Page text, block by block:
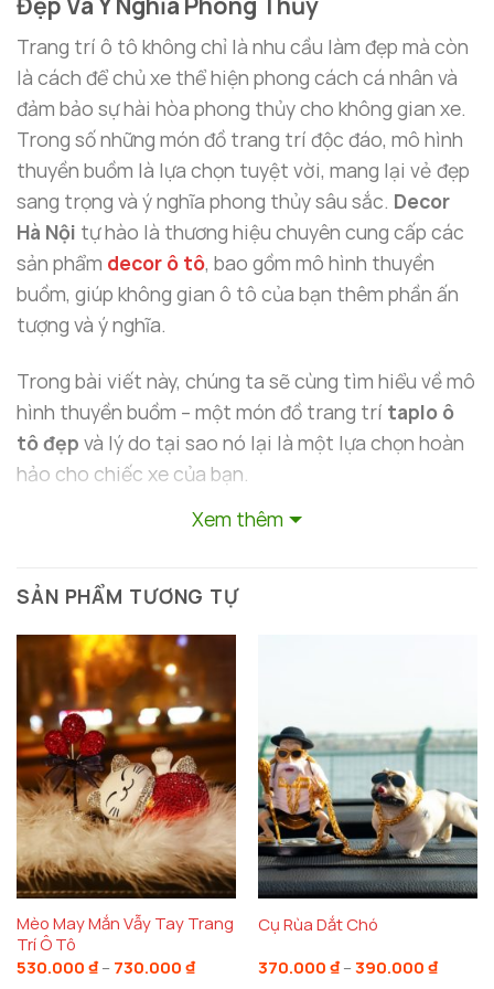
Trang trí ô tô không chỉ là nhu cầu làm đẹp mà còn
là cách để chủ xe thể hiện phong cách cá nhân và
đảm bảo sự hài hòa phong thủy cho không gian xe.
Trong số những món đồ trang trí độc đáo, mô hình
thuyền buồm là lựa chọn tuyệt vời, mang lại vẻ đẹp
sang trọng và ý nghĩa phong thủy sâu sắc. Decor
Hà Nội tự hào là thương hiệu chuyên cung cấp các
sản phẩm decor ô tô, bao gồm mô hình thuyền
buồm, giúp không gian ô tô của bạn thêm phần ấn
tượng và ý nghĩa.
Trong bài viết này, chúng ta sẽ cùng tìm hiểu về mô
hình thuyền buồm – một món đồ trang trí taplo ô
tô đẹp và lý do tại sao nó lại là một lựa chọn hoàn
hảo cho chiếc xe của bạn.
Xem thêm
SẢN PHẨM TƯƠNG TỰ
Mèo May Mắn Vẫy Tay Trang
Trí Ô Tô
530.000 ₫ – 730.000 ₫Khoảng
giá:
Cụ Rùa Dắt Chó
370.000 ₫ – 390.000 ₫Khoảng
giá: